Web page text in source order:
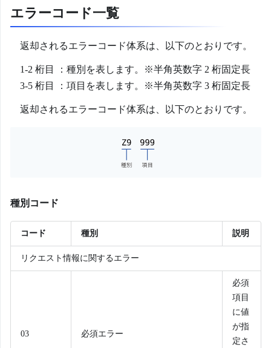
エラーコード一覧
返却されるエラーコード体系は、以下のとおりです。
1-2 桁目 ：種別を表します。※半角英数字 2 桁固定長
3-5 桁目 ：項目を表します。※半角英数字 3 桁固定長
返却されるエラーコード体系は、以下のとおりです。
種別コード
コード 種別 説明
リクエスト情報に関するエラー
03 必須エラー
必須
項目
に値
が指
定さ